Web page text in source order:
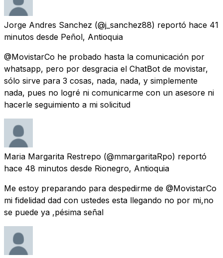
Jorge Andres Sanchez (@j_sanchez88) reportó hace 41
minutos desde Peñol, Antioquia
@MovistarCo he probado hasta la comunicación por
whatsapp, pero por desgracia el ChatBot de movistar,
sólo sirve para 3 cosas, nada, nada, y simplemente
nada, pues no logré ni comunicarme con un asesore ni
hacerle seguimiento a mi solicitud
Maria Margarita Restrepo (@mmargaritaRpo) reportó
hace 48 minutos desde Rionegro, Antioquia
Me estoy preparando para despedirme de @MovistarCo
mi fidelidad dad con ustedes esta llegando no por mi,no
se puede ya ,pésima señal